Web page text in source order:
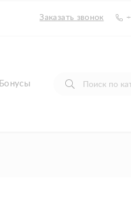
Заказать звонок
Бонусы